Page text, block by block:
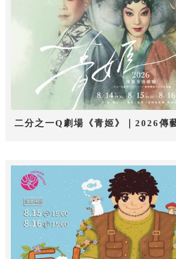
二分之一Q劇場《青姬》｜2026傳